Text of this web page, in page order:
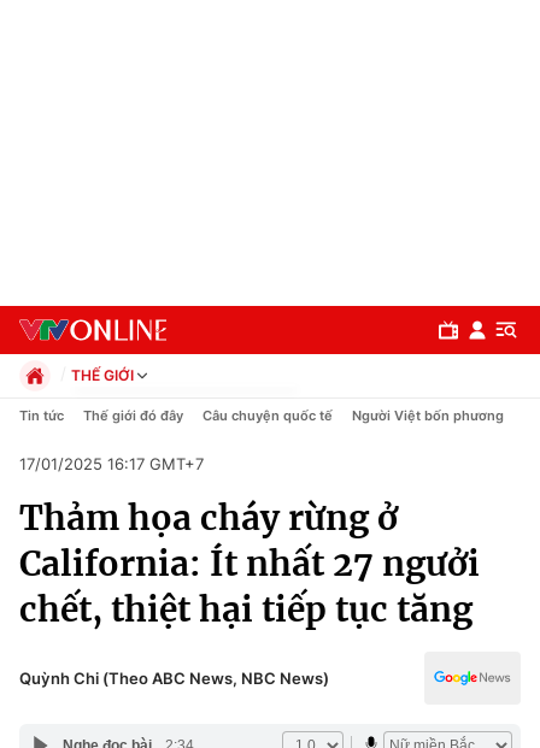
Chuyên mục
Chính trị
Xã hội
Pháp luật
THẾ GIỚI
Chính trị
Pháp luật
Kinh tế
Thể thao
Truyền hình
Văn hóa - Giải trí
Y tế
Công nghệ
Tin tức Thế giới đó đây Câu chuyện quốc tế Người Việt bốn phương
17/01/2025 16:17 GMT+7
Thảm họa cháy rừng ở
California: Ít nhất 27 ngưởi
chết, thiệt hại tiếp tục tăng
Quỳnh Chi (Theo ABC News, NBC News)